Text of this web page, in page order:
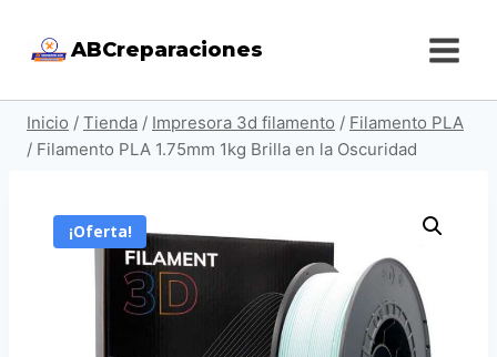
ABCreparaciones
Inicio / Tienda / Impresora 3d filamento / Filamento PLA
/ Filamento PLA 1.75mm 1kg Brilla en la Oscuridad
¡Oferta!